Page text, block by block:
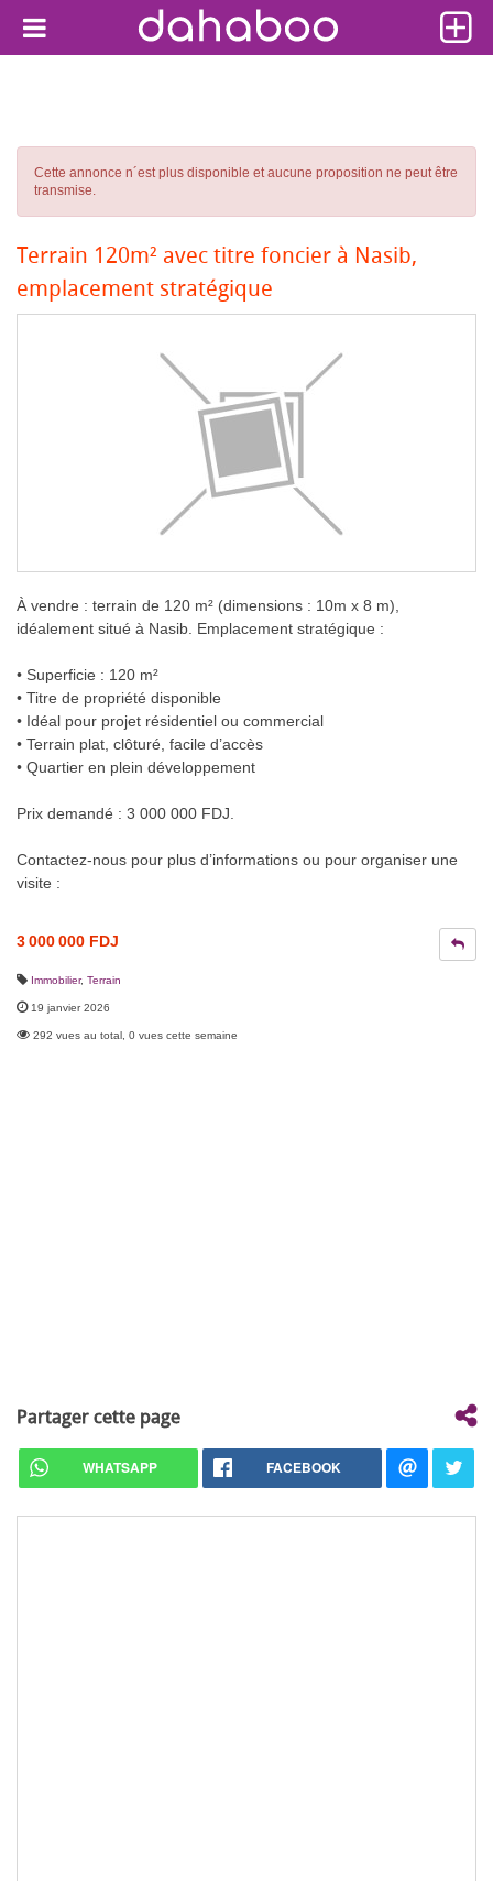
Cette annonce n´est plus disponible et aucune proposition ne peut être
transmise.
Terrain 120m² avec titre foncier à Nasib,
emplacement stratégique
À vendre : terrain de 120 m² (dimensions : 10m x 8 m),
idéalement situé à Nasib. Emplacement stratégique :
• Superficie : 120 m²
• Titre de propriété disponible
• Idéal pour projet résidentiel ou commercial
• Terrain plat, clôturé, facile d’accès
• Quartier en plein développement
Prix demandé : 3 000 000 FDJ.
Contactez-nous pour plus d’informations ou pour organiser une
visite :
3 000 000 FDJ
Immobilier, Terrain
19 janvier 2026
292 vues au total, 0 vues cette semaine
Partager cette page
WHATSAPP FACEBOOK